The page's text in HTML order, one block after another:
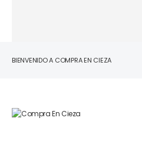
BIENVENIDO A COMPRA EN CIEZA